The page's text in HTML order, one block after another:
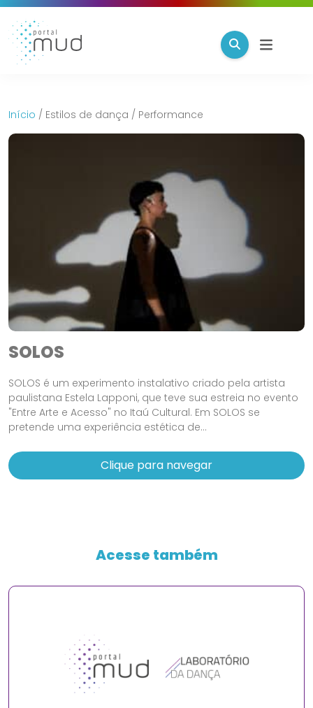
Início / Estilos de dança / Performance
SOLOS
SOLOS é um experimento instalativo criado pela artista
paulistana Estela Lapponi, que teve sua estreia no evento
"Entre Arte e Acesso" no Itaú Cultural. Em SOLOS se
pretende uma experiência estética de...
Clique para navegar
Acesse também